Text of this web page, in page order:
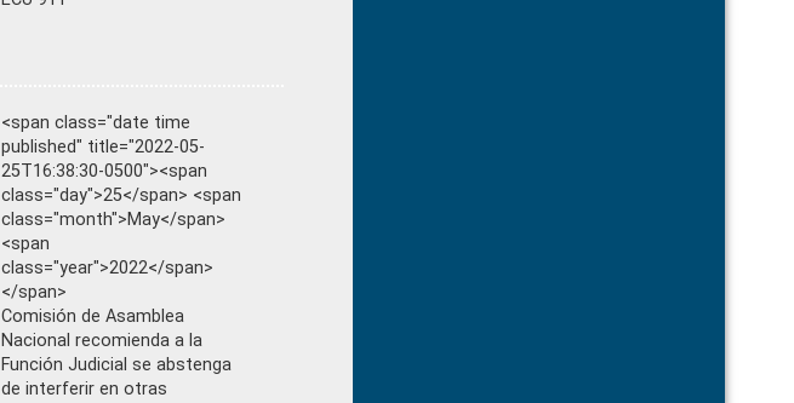
<span class="date time
published" title="2022-05-
25T16:38:30-0500"><span
class="day">25</span> <span
class="month">May</span>
<span
class="year">2022</span>
</span>
Comisión de Asamblea
Nacional recomienda a la
Función Judicial se abstenga
de interferir en otras